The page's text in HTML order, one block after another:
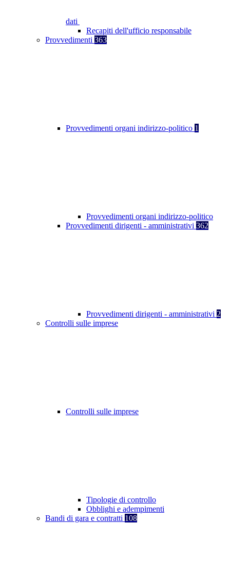
dati
Recapiti dell'ufficio responsabile
Provvedimenti 363
Provvedimenti organi indirizzo-politico 1
Provvedimenti organi indirizzo-politico
Provvedimenti dirigenti - amministrativi 362
Provvedimenti dirigenti - amministrativi 2
Controlli sulle imprese
Controlli sulle imprese
Tipologie di controllo
Obblighi e adempimenti
Bandi di gara e contratti 108